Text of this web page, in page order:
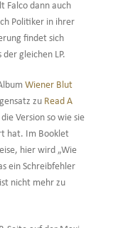
Falco dann auch
Politiker in ihrer
findet sich
der gleichen LP.
Wiener Blut
zu Read A
Version so wie sie
hat. Im Booklet
hier wird „Wie
ein Schreibfehler
nicht mehr zu